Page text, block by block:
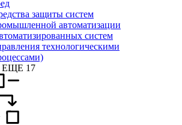
защиты систем
автоматизации
систем
технологическими
17